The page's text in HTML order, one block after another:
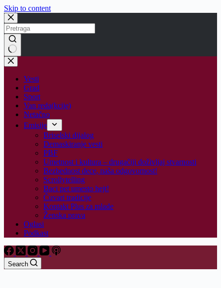
Skip to content
No
results
Vesti
Grad
Sport
Van reda(kcije)
Netačno
Emisije
Briselski dijalog
Demaskiranje vesti
PBF
Umetnost i kultura – drugačiji doživljaj stvarnosti
Bezbednost dece, naša odgovornost!
Scrollytelling
Baci pet umesto hejt!
Čuvari tradicije
Kontakt Plus za mlade
Ženska prava
Oglasi
Podkast
Search